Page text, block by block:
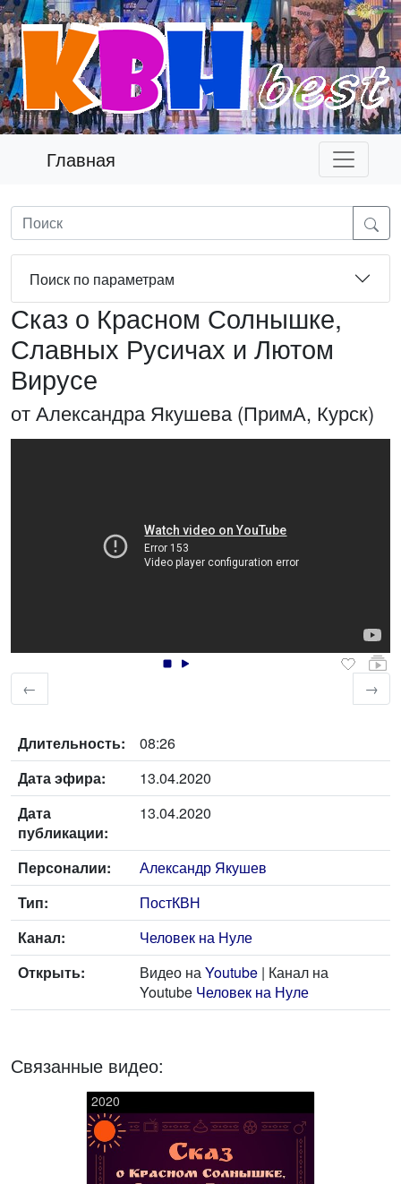
Главная
Поиск по параметрам
Сказ о Красном Солнышке,
Славных Русичах и Лютом
Вирусе
от Александра Якушева (ПримА, Курск)
← →
Длительность:
08:26
Дата эфира:
13.04.2020
Дата
публикации:
13.04.2020
Персоналии:
Александр Якушев
Тип:
ПостКВН
Канал:
Человек на Нуле
Открыть:
Видео наYoutube | Канал на
Youtube Человек на Нуле
Связанные видео:
2020